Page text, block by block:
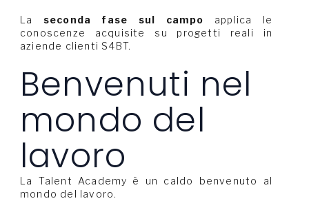
La seconda fase sul campo applica le
conoscenze acquisite su progetti reali in
aziende clienti S4BT.
Benvenuti nel
mondo del
lavoro
La Talent Academy è un caldo benvenuto al
mondo del lavoro.